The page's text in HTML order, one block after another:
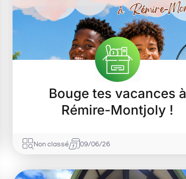
Bouge tes vacances à
Rémire-Montjoly !
Non classé 09/06/26